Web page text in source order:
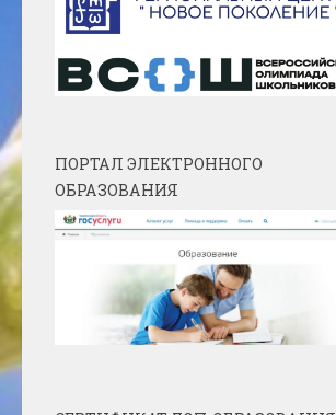
ПОРТАЛ ЭЛЕКТРОННОГО
ОБРАЗОВАНИЯ